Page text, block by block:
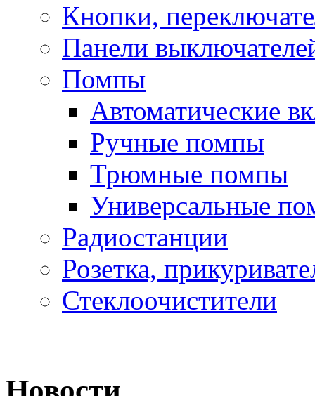
Кнопки,
Панели
Помпы
Автоматические
Ручные помпы
Трюмные помпы
Универсальные
Радиостанции
Розетка,
Стеклоочистители